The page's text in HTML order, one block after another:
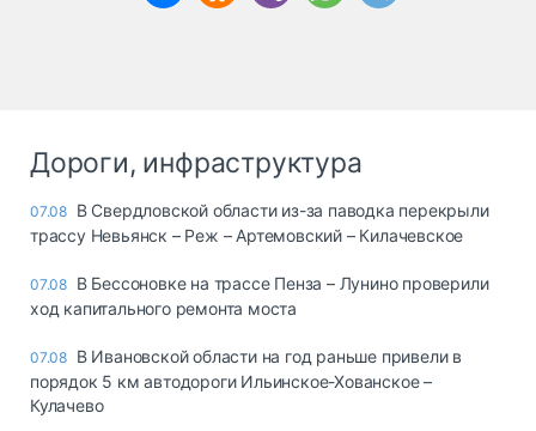
Дороги, инфраструктура
07.08 В Свердловской области из-за паводка перекрыли
трассу Невьянск – Реж – Артемовский – Килачевское
07.08 В Бессоновке на трассе Пенза – Лунино проверили
ход капитального ремонта моста
07.08 В Ивановской области на год раньше привели в
порядок 5 км автодороги Ильинское-Хованское –
Кулачево